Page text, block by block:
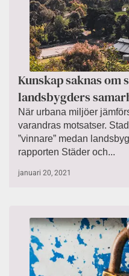
Kunskap saknas om
landsbygders
När urbana miljöer
varandras motsatser.
”vinnare” medan
rapporten Städer och...
januari 20, 2021